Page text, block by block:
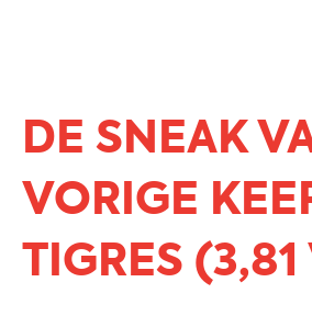
DE SNEAK
VORIGE
TIGRES